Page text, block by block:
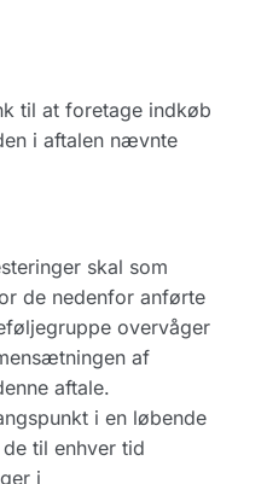
til at foretage indkøb
i aftalen nævnte
skal som
de nedenfor anførte
overvåger
af
aftale.
i en løbende
til enhver tid
i